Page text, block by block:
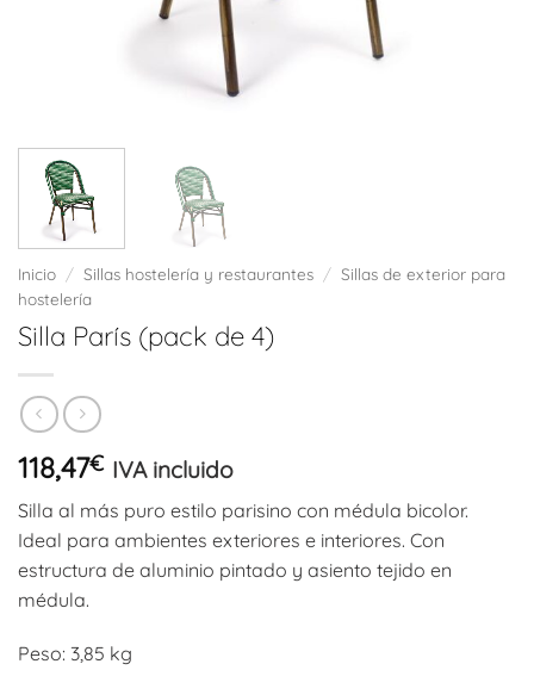
Inicio / Sillas hostelería y restaurantes / Sillas de exterior para
hostelería
Silla París (pack de 4)
118,47€ IVA incluido
Silla al más puro estilo parisino con médula bicolor.
Ideal para ambientes exteriores e interiores. Con
estructura de aluminio pintado y asiento tejido en
médula.
Peso: 3,85 kg